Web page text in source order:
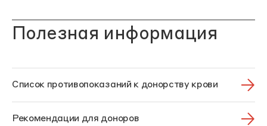
Полезная информация
Список противопоказаний к донорству крови
Рекомендации для доноров